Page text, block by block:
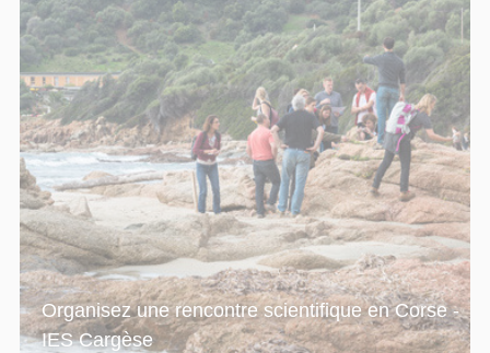
Organisez une rencontre scientifique en Corse -
IES Cargèse